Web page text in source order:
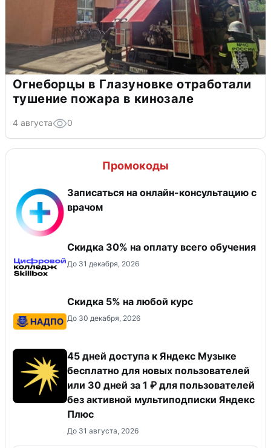
Огнеборцы в Глазуновке отработали
тушение пожара в кинозале
4 августа 0
Промокоды
Записаться на онлайн-консультацию с
врачом
Скидка 30% на оплату всего обучения
До 31 декабря, 2026
Скидка 5% на любой курс
До 30 декабря, 2026
45 дней доступа к Яндекс Музыке
бесплатно для новых пользователей
или 30 дней за 1 ₽ для пользователей
без активной мультиподписки Яндекс
Плюс
До 31 августа, 2026